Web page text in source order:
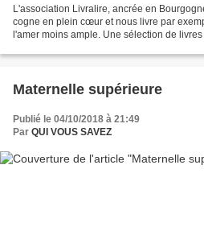
L'association Livralire, ancrée en
cogne en plein cœur et nous livre par
l'amer moins ample. Une sélection de
Maternelle supérieure
Publié le 04/10/2018 à 21:49
Par QUI VOUS SAVEZ